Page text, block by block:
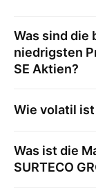
Was sind die
niedrigsten
SE Aktien?
Wie volatil
Was ist die
SURTECO